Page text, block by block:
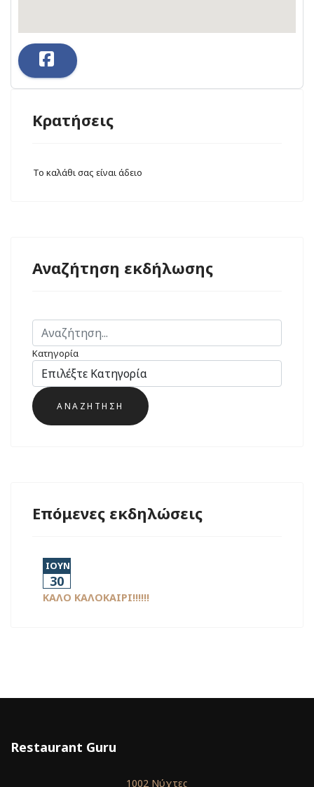
Κρατήσεις
Το καλάθι σας είναι άδειο
Αναζήτηση εκδήλωσης
Κατηγορία
Επόμενες εκδηλώσεις
ΙΟΥΝ
30
ΚΑΛΟ ΚΑΛΟΚΑΙΡΙ!!!!!!
Restaurant Guru
1002 Νύχτες